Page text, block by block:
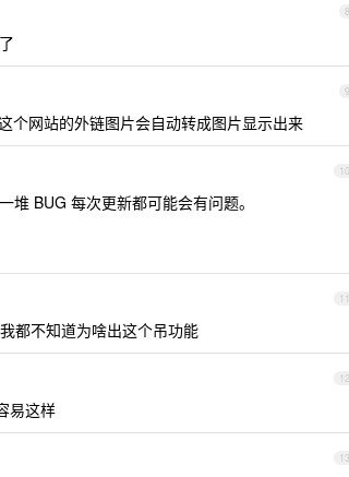
8
9
个网站的外链图片会自动转成图片显示出来
10
BUG 每次更新都可能会有问题。
11
都不知道为啥出这个吊功能
12
易这样
13